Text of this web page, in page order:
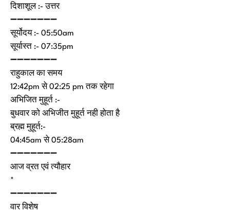
दिशाशूल :- उत्तर
➖➖➖➖➖➖➖
सूर्योदय :- 05:50am
सूर्यास्त :- 07:35pm
➖➖➖➖➖➖➖
राहुकाल का समय
12:42pm से 02:25 pm तक रहेगा
अभिजित मुहूर्त :-
बुधवार को अभिजीत मुहूर्त नही होता है
ब्रह्म मुहूर्त:-
04:45am से 05:28am
➖➖➖➖➖➖➖
आज व्रत एवं त्यौहार
*
➖➖➖➖➖➖➖
वार विशेष